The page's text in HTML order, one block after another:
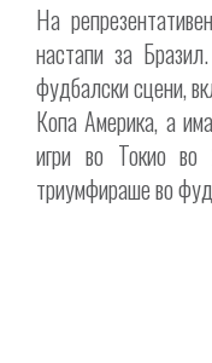
На
настапи за
фудбалски сцени,
Копа Америка, а
игри во Токио
триумфираше во